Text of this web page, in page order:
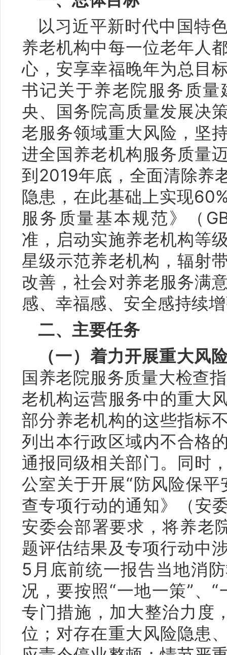
以习近平新时代中国特
养老机构中每一位老年人
心，安享幸福晚年为总目
书记关于养老院服务质
央、国务院高质量发展决
老服务领域重大风险，坚
进全国养老机构服务质量
到2019年底，全面清除养
隐患，在此基础上实现
服务质量基本规范》（
准，启动实施养老机构等
星级示范养老机构，辐射
改善，社会对养老服务满
感、幸福感、安全感持续
二、主要任务
（一）着力开展重大风
国养老院服务质量大检查
老机构运营服务中的重大
部分养老机构的这些指标
列出本行政区域内不合格
通报同级相关部门。同时
公室关于开展“防风险保
查专项行动的通知》（安
安委会部署要求，将养老
题评估结果及专项行动中
5月底前统一报告当地消
况，要按照“一地一策”、
专门措施，加大整治力度
位；对存在重大风险隐患